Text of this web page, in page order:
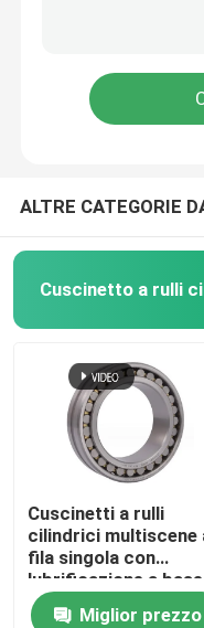
cuscinetto a rulli
Cuscinetto ad
Le parti della
ALTRE CATEGORIE
Cuscinetto a rulli
Cuscinetti a rulli
cilindrici multiscene
fila singola con
lubrificazione a
grasso
Miglior prezzo